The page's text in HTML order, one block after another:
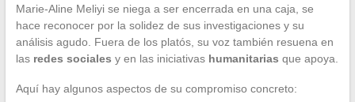
Marie-Aline Meliyi se niega a ser encerrada en una caja, se
hace reconocer por la solidez de sus investigaciones y su
análisis agudo. Fuera de los platós, su voz también resuena en
las redes sociales y en las iniciativas humanitarias que apoya.
Aquí hay algunos aspectos de su compromiso concreto: